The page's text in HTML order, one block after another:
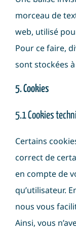
morceau de
web, utilisé
Pour ce faire,
sont stockées à
5. Cookies
5.1 Cookies
Certains
correct de
en compte de
qu’utilisateur.
nous vous
Ainsi, vous